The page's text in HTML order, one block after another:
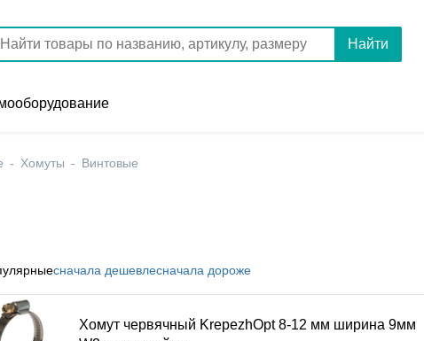
Найти
Хомуты Винтовые
сначала дешевлесначала дороже
Хомут червячный KrepezhOpt 8-12 мм ширина 9мм